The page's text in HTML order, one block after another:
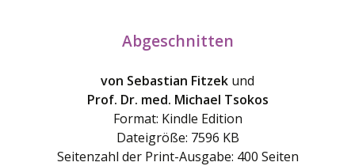
Abgeschnitten
von Sebastian Fitzek und
Prof. Dr. med. Michael Tsokos
Format: Kindle Edition
Dateigröße: 7596 KB
Seitenzahl der Print-Ausgabe: 400 Seiten